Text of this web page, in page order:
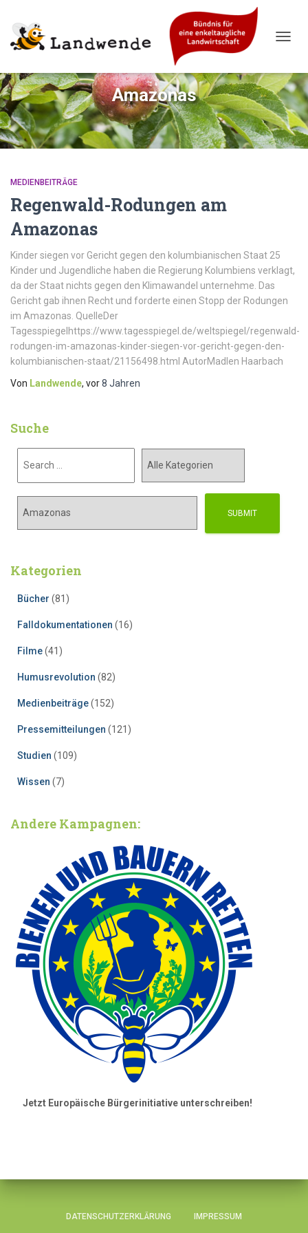
Amazonas
MEDIENBEITRÄGE
Regenwald-Rodungen am
Amazonas
Kinder siegen vor Gericht gegen den kolumbianischen Staat 25
Kinder und Jugendliche haben die Regierung Kolumbiens verklagt,
da der Staat nichts gegen den Klimawandel unternehme. Das
Gericht gab ihnen Recht und forderte einen Stopp der Rodungen
im Amazonas. QuelleDer
Tagesspiegelhttps://www.tagesspiegel.de/weltspiegel/regenwald-
rodungen-im-amazonas-kinder-siegen-vor-gericht-gegen-den-
kolumbianischen-staat/21156498.html AutorMadlen Haarbach
Von Landwende, vor8 Jahren
Suche
Kategorien
Bücher (81)
Falldokumentationen (16)
Filme(41)
Humusrevolution (82)
Medienbeiträge(152)
Pressemitteilungen (121)
Studien (109)
Wissen (7)
Andere Kampagnen:
Jetzt Europäische Bürgerinitiative unterschreiben!
DATENSCHUTZERKLÄRUNG IMPRESSUM